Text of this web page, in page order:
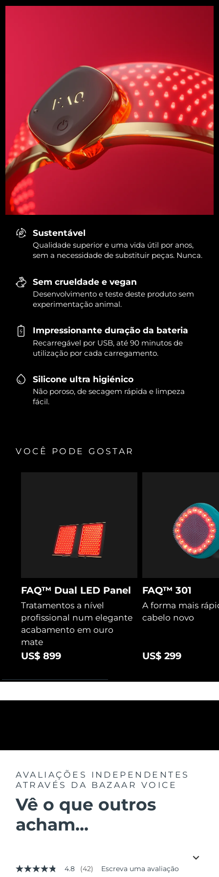
Sustentável
Qualidade superior e uma vida útil por anos,
sem a necessidade de substituir peças. Nunca.
Sem crueldade e vegan
Desenvolvimento e teste deste produto sem
experimentação animal.
Impressionante duração da bateria
Recarregável por USB, até 90 minutos de
utilização por cada carregamento.
Silicone ultra higiénico
Não poroso, de secagem rápida e limpeza
fácil.
VOCÊ PODE GOSTAR
FAQ™ Dual LED Panel
Tratamentos a nível
profissional num elegante
acabamento em ouro
mate
US$ 899
FAQ™ 301
A forma mais
cabelo novo
US$ 299
AVALIAÇÕES INDEPENDENTES
ATRAVÉS DA BAZAAR VOICE
Vê o que outros
acham...
4.8
4.8 (42) Escreva uma avaliação